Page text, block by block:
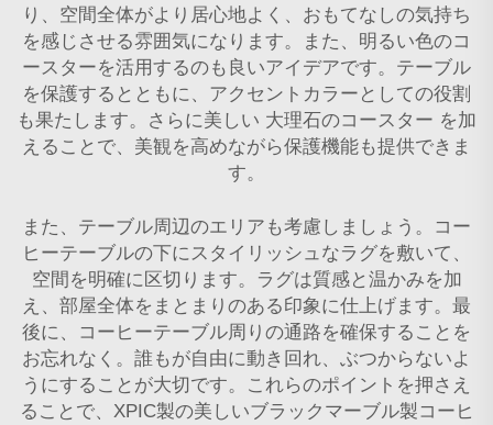
り、空間全体がより居心地よく、おもてなしの気持ち
を感じさせる雰囲気になります。また、明るい色のコ
ースターを活用するのも良いアイデアです。テーブル
を保護するとともに、アクセントカラーとしての役割
も果たします。さらに美しい 大理石のコースター を加
えることで、美観を高めながら保護機能も提供できま
す。
また、テーブル周辺のエリアも考慮しましょう。コー
ヒーテーブルの下にスタイリッシュなラグを敷いて、
空間を明確に区切ります。ラグは質感と温かみを加
え、部屋全体をまとまりのある印象に仕上げます。最
後に、コーヒーテーブル周りの通路を確保することを
お忘れなく。誰もが自由に動き回れ、ぶつからないよ
うにすることが大切です。これらのポイントを押さえ
ることで、XPIC製の美しいブラックマーブル製コーヒ